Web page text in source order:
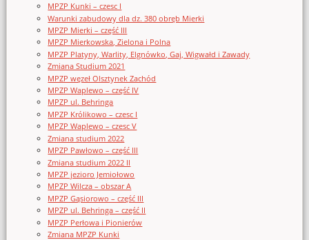
MPZP Kunki – czesc I
Warunki zabudowy dla dz. 380 obręb Mierki
MPZP Mierki – część III
MPZP Mierkowska, Zielona i Polna
MPZP Platyny, Warlity, Elgnówko, Gaj, Wigwałd i Zawady
Zmiana Studium 2021
MPZP węzeł Olsztynek Zachód
MPZP Waplewo – część IV
MPZP ul. Behringa
MPZP Królikowo – czesc I
MPZP Waplewo – czesc V
Zmiana studium 2022
MPZP Pawłowo – część III
Zmiana studium 2022 II
MPZP jezioro Jemiołowo
MPZP Wilcza – obszar A
MPZP Gąsiorowo – część III
MPZP ul. Behringa – część II
MPZP Perłowa i Pionierów
Zmiana MPZP Kunki